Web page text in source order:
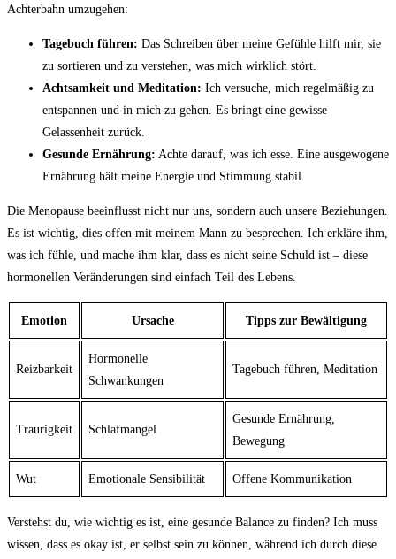
Achterbahn ‌umzugehen:
Tagebuch führen: Das Schreiben über meine Gefühle hilft​ mir, sie⁢
zu sortieren und zu verstehen, was mich wirklich stört.
Achtsamkeit​ und Meditation: Ich⁣ versuche, mich regelmäßig zu
entspannen und in ⁢mich zu gehen. Es bringt eine gewisse
Gelassenheit ‌zurück.
Gesunde‍ Ernährung: Achte‍ darauf, was ich esse. Eine ausgewogene
Ernährung ‌hält meine Energie und Stimmung stabil.
Die Menopause beeinflusst nicht nur uns, sondern auch‌ unsere⁢ Beziehungen.
Es ist⁣ wichtig, dies offen mit meinem Mann zu besprechen. ⁤Ich erkläre ihm,
was ich fühle, und ⁤mache ihm klar, dass es nicht ‍seine⁣ Schuld ist – diese‌
hormonellen Veränderungen sind ⁤einfach Teil des​ Lebens.
Emotion Ursache Tipps zur Bewältigung
Reizbarkeit
Hormonelle‌
Schwankungen
Tagebuch⁣ führen, Meditation
Traurigkeit Schlafmangel
Gesunde ‍Ernährung,
Bewegung
Wut Emotionale Sensibilität Offene ‌Kommunikation
Verstehst du, wie wichtig es ist, eine gesunde⁢ Balance zu‍ finden? Ich muss
wissen, dass es⁣ okay ist, er selbst sein zu können, während ich durch diese